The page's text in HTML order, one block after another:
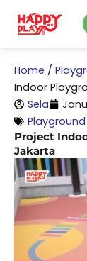
Home /
Indoor
Sela
Project
Jakarta